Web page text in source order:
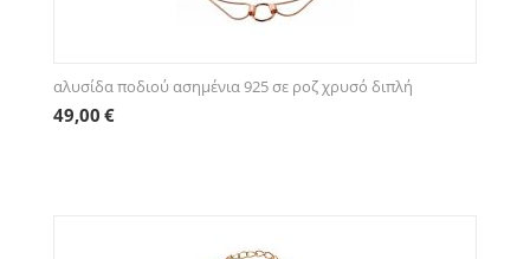
αλυσίδα ποδιού ασημένια 925 σε ροζ χρυσό διπλή
49,00 €